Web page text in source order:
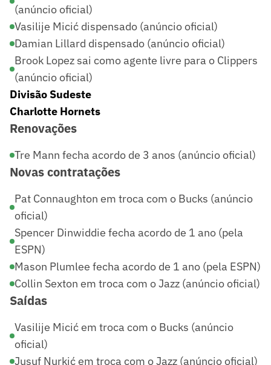
(anúncio oficial)
Vasilije Micić dispensado (anúncio oficial)
Damian Lillard dispensado (anúncio oficial)
Brook Lopez sai como agente livre para o Clippers
(anúncio oficial)
Divisão Sudeste
Charlotte Hornets
Renovações
Tre Mann fecha acordo de 3 anos (anúncio oficial)
Novas contratações
Pat Connaughton em troca com o Bucks (anúncio
oficial)
Spencer Dinwiddie fecha acordo de 1 ano (pela
ESPN)
Mason Plumlee fecha acordo de 1 ano (pela ESPN)
Collin Sexton em troca com o Jazz (anúncio oficial)
Saídas
Vasilije Micić em troca com o Bucks (anúncio
oficial)
Jusuf Nurkić em troca com o Jazz (anúncio oficial)